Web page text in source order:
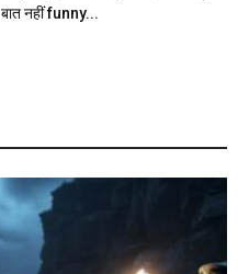
बात नहीं funny...